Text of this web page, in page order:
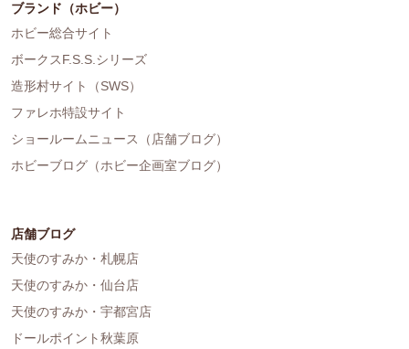
ブランド（ホビー）
ホビー総合サイト
ボークスF.S.S.シリーズ
造形村サイト（SWS）
ファレホ特設サイト
ショールームニュース（店舗ブログ）
ホビーブログ（ホビー企画室ブログ）
店舗ブログ
天使のすみか・札幌店
天使のすみか・仙台店
天使のすみか・宇都宮店
ドールポイント秋葉原